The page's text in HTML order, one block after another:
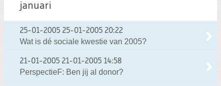
januari
25-01-2005 25-01-2005 20:22
Wat is dé sociale kwestie van 2005?
21-01-2005 21-01-2005 14:58
PerspectieF: Ben jij al donor?